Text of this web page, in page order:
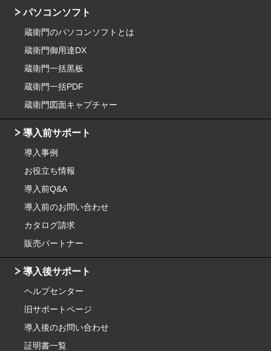
パソコンソフト
蔵衛門のパソコンソフトとは
蔵衛門御用達DX
蔵衛門一括黒板
蔵衛門一括PDF
蔵衛門図面キャプチャー
導入前サポート
導入事例
お役立ち情報
導入前Q&A
導入前のお問い合わせ
カタログ請求
販売パートナー
導入後サポート
ヘルプセンター
旧サポートページ
導入後のお問い合わせ
証明書一覧